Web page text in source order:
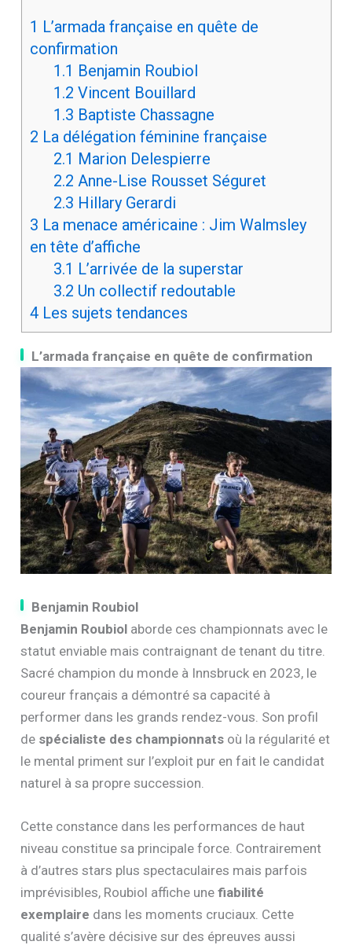
1 L’armada française en quête de
confirmation
1.1 Benjamin Roubiol
1.2 Vincent Bouillard
1.3 Baptiste Chassagne
2 La délégation féminine française
2.1 Marion Delespierre
2.2 Anne-Lise Rousset Séguret
2.3 Hillary Gerardi
3 La menace américaine : Jim Walmsley
en tête d’affiche
3.1 L’arrivée de la superstar
3.2 Un collectif redoutable
4Les sujets tendances
L’armada française en quête de confirmation
Benjamin Roubiol
Benjamin Roubiol aborde ces championnats avec le
statut enviable mais contraignant de tenant du titre.
Sacré champion du monde à Innsbruck en 2023, le
coureur français a démontré sa capacité à
performer dans les grands rendez-vous. Son profil
de spécialiste des championnats où la régularité et
le mental priment sur l’exploit pur en fait le candidat
naturel à sa propre succession.
Cette constance dans les performances de haut
niveau constitue sa principale force. Contrairement
à d’autres stars plus spectaculaires mais parfois
imprévisibles, Roubiol affiche unefiabilité
exemplaire dans les moments cruciaux. Cette
qualité s’avère décisive sur des épreuves aussi